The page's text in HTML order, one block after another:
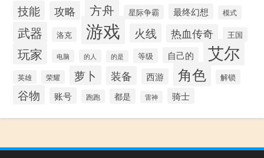
技能 攻略 方舟 星际争霸 最终幻想 模式
武器 洛克 游戏 火线 热血传奇 王国
玩家 电脑 的人 的是 等级 自己的 艾尔
英雄 荣耀 萝卜 装备 西游 角色 解锁
谷物 账号 跑跑 都是 雷神 骑士